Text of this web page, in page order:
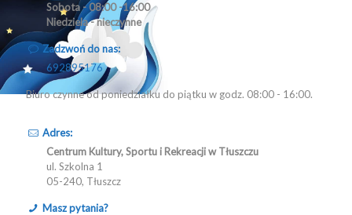
Sobota - 08:00 -16:00
Niedziela - nieczynne
Zadzwoń do nas:
692895176
Biuro czynne od poniedziałku do piątku w godz. 08:00 - 16:00.
Adres:
Centrum Kultury, Sportu i Rekreacji w Tłuszczu
ul. Szkolna 1
05-240, Tłuszcz
Masz pytania?